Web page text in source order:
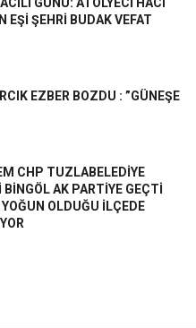
EŞİ ŞEHRİ BUDAK VEFAT
EZBER BOZDU : ”GÜNEŞE
CHP TUZLABELEDİYE
BİNGÖL AK PARTİYE GEÇTİ
OLDUĞU İLÇEDE